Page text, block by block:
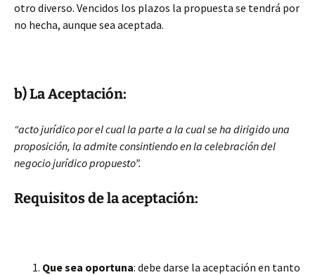
otro diverso. Vencidos los plazos la propuesta se tendrá por
no hecha, aunque sea aceptada.
b) La Aceptación:
“acto jurídico por el cual la parte a la cual se ha dirigido una
proposición, la admite consintiendo en la celebración del
negocio jurídico propuesto”.
Requisitos de la aceptación:
Que sea oportuna: debe darse la aceptación en tanto